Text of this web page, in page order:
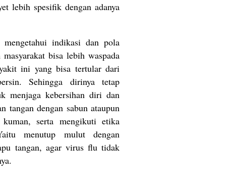
lebih spesifik dengan adanya
mengetahui indikasi dan pola
bisa lebih waspada
ini yang bisa tertular dari
Sehingga dirinya tetap
menjaga kebersihan diri dan
tangan dengan sabun ataupun
serta mengikuti etika
menutup mulut dengan
tangan, agar virus flu tidak